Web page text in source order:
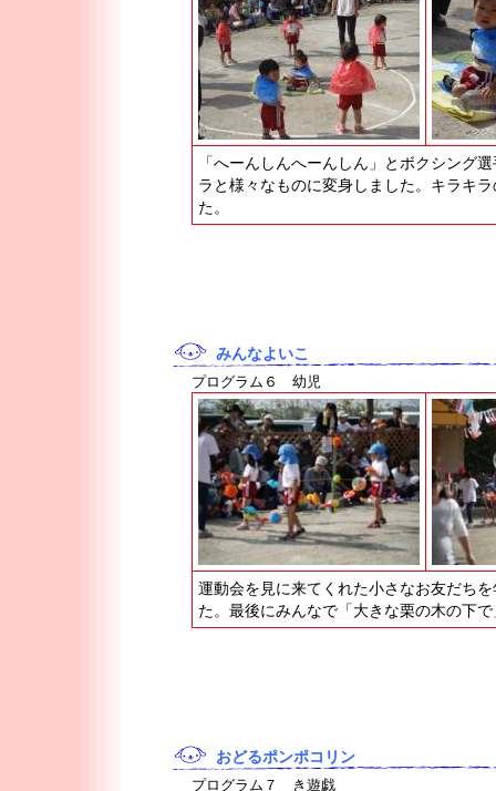
「へーんしんへーんしん」とボクシング
ラと様々なものに変身しました。キラキ
た。
みんなよいこ
プログラム６ 幼児
運動会を見に来てくれた小さなお友だち
た。最後にみんなで「大きな栗の木の下
おどるポンポコリン
プログラム７ き遊戯